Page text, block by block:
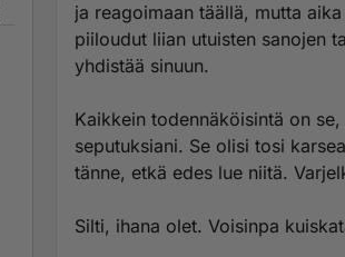
ja reagoimaan täällä, mutta
piiloudut liian utuisten sanojen
yhdistää sinuun.
Kaikkein todennäköisintä on
seputuksiani. Se olisi tosi
tänne, etkä edes lue niitä.
Silti, ihana olet. Voisinpa